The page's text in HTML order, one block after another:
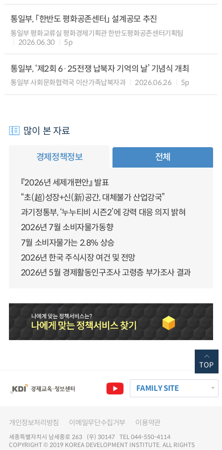
통일부, 「한반도 평화공존센터」 설계공모 추진
통일부 평화교류실 평화경제기획관 한반도평화공존센터기획팀
2026.06.30
5p
통일부, ‘제2회 6·25전쟁 납북자 기억의 날’ 기념식 개최
통일부 사회문화협력국 이산가족납북자과 2026.06.26 5p
많이 본 자료
경제정책정보 전체
『2026년 세제개편안』 발표
“초(超)성장+신(新)공간, 대체불가 산업강국”
과기정통부, ‘누누티비 시즌2’에 강력 대응 의지 밝혀
2026년 7월 소비자물가동향
7월 소비자물가는 2.8% 상승
2026년 한국 주식시장 여건 및 전망
2026년 5월 경제활동인구조사 고령층 부가조사 결과
FAMILY SITE
개인정보처리방침 이메일무단수집거부 이용약관
세종특별자치시 남세종로 263 (우) 30147 TEL 044-550-4114
COPYRIGHT © 2019 KOREA DEVELOPMENT INSTITUTE. ALL RIGHTS
TOP